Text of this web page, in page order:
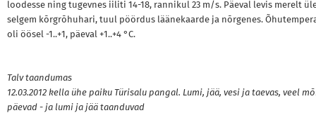
loodesse ning tugevnes iiliti 14-18, rannikul 23 m/s. Päeval levis merelt
selgem kõrgrõhuhari, tuul pöördus läänekaarde ja nõrgenes.
oli öösel -1..+1, päeval +1..+4 °C.
Talv taandumas
12.03.2012 kella ühe paiku Türisalu pangal. Lumi, jää, vesi ja taevas, veel
päevad - ja lumi ja jää taanduvad